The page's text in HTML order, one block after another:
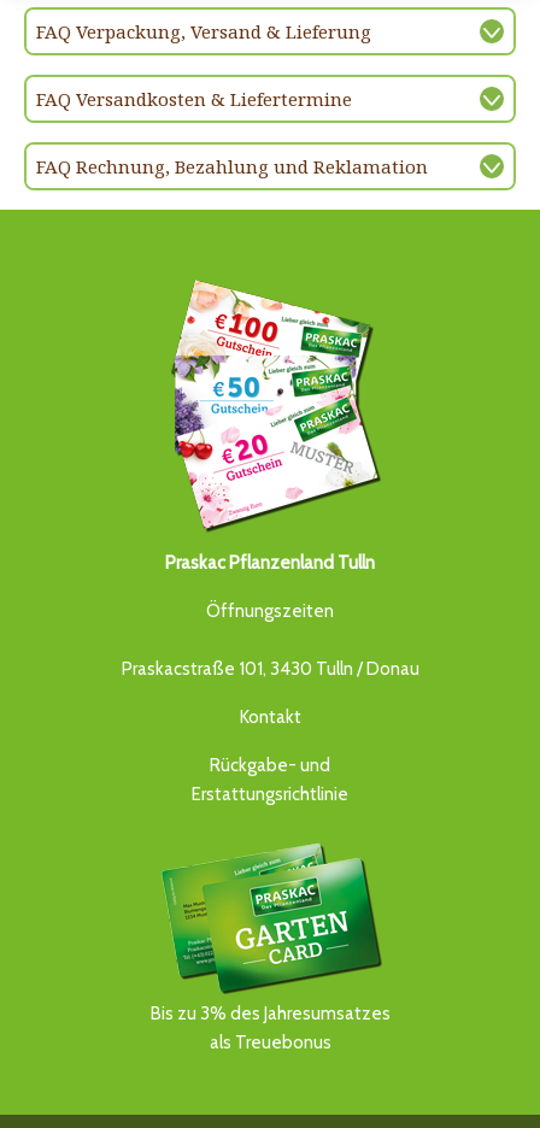
FAQ Verpackung, Versand & Lieferung
FAQ Versandkosten & Liefertermine
FAQ Rechnung, Bezahlung und Reklamation
Praskac Pflanzenland Tulln
Öffnungszeiten
Praskacstraße 101, 3430 Tulln / Donau
Kontakt
Rückgabe- und
Erstattungsrichtlinie
Bis zu 3% des Jahresumsatzes
als Treuebonus